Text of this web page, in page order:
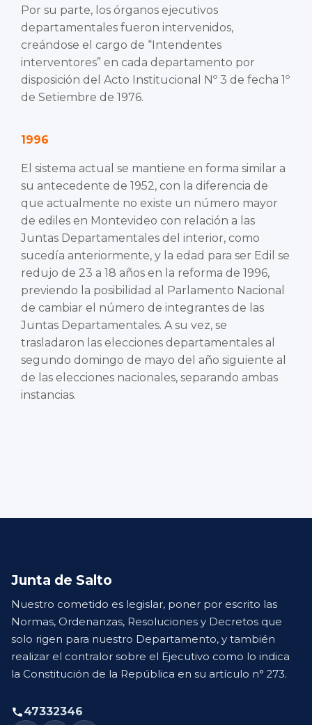
Por su parte, los órganos ejecutivos
departamentales fueron intervenidos,
creándose el cargo de “Intendentes
interventores” en cada departamento por
disposición del Acto Institucional Nº 3 de fecha 1º
de Setiembre de 1976.
1996
El sistema actual se mantiene en forma similar a
su antecedente de 1952, con la diferencia de
que actualmente no existe un número mayor
de ediles en Montevideo con relación a las
Juntas Departamentales del interior, como
sucedía anteriormente, y la edad para ser Edil se
redujo de 23 a 18 años en la reforma de 1996,
previendo la posibilidad al Parlamento Nacional
de cambiar el número de integrantes de las
Juntas Departamentales. A su vez, se
trasladaron las elecciones departamentales al
segundo domingo de mayo del año siguiente al
de las elecciones nacionales, separando ambas
instancias.
Junta de Salto
Nuestro cometido es legislar, poner por escrito las
Normas, Ordenanzas, Resoluciones y Decretos que
solo rigen para nuestro Departamento, y también
realizar el contralor sobre el Ejecutivo como lo indica
la Constitución de la República en su artículo n° 273.
47332346